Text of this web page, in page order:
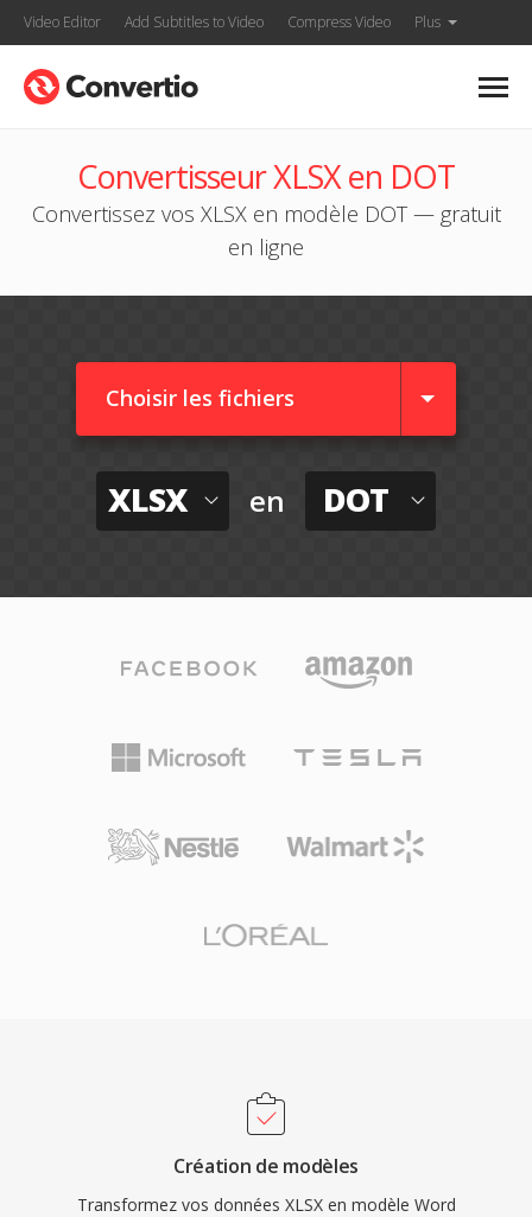
Video Editor Add Subtitles to Video Compress Video Plus
Convertisseur XLSX en DOT
Convertissez vos XLSX en modèle DOT — gratuit
en ligne
Choisir les fichiers
XLSX en DOT
Création de modèles
Transformez vos données XLSX en modèle Word